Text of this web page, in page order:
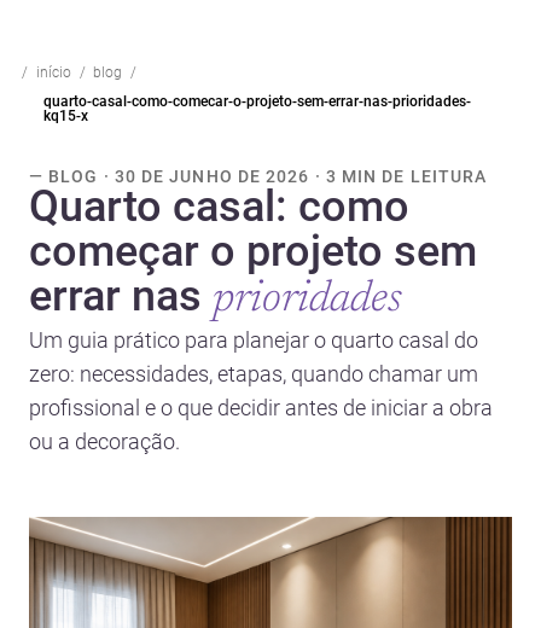
início
blog
quarto-casal-como-comecar-o-projeto-sem-errar-nas-prioridades-
kq15-x
— BLOG · 30 DE JUNHO DE 2026 · 3 MIN DE LEITURA
Quarto casal: como
começar o projeto sem
errar nas prioridades
Um guia prático para planejar o quarto casal do
zero: necessidades, etapas, quando chamar um
profissional e o que decidir antes de iniciar a obra
ou a decoração.